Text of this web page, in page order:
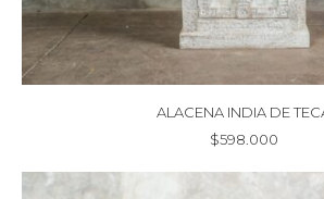
ALACENA INDIA DE
$598.000